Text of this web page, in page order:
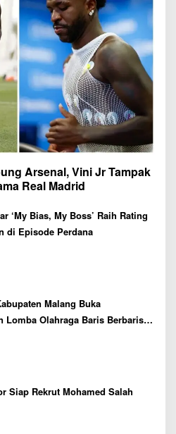
Arsenal, Vini Jr Tampak
Real Madrid
‘My Bias, My Boss’ Raih Rating
di Episode Perdana
Malang Buka
Lomba Olahraga Baris Berbaris
Siap Rekrut Mohamed Salah